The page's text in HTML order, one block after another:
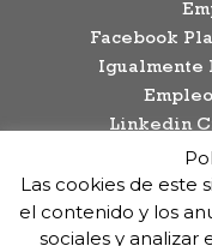
Facebook
Igualmente
Linkedin
Cruz
Las cookies de este
el contenido y los
sociales y analizar